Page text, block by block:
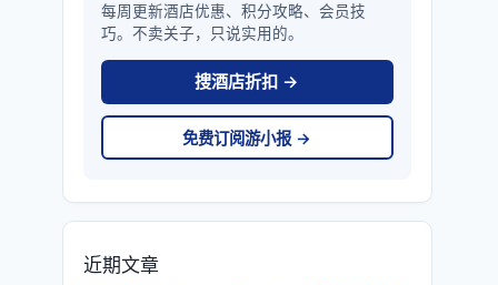
每周更新酒店优惠、积分攻略、会员技
巧。不卖关子，只说实用的。
搜酒店折扣 →
免费订阅游小报 →
近期文章